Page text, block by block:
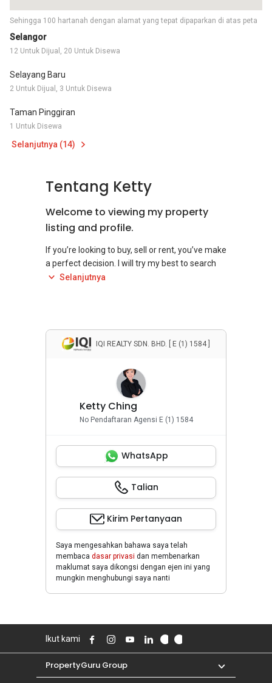
Selangor
12 Untuk Dijual, 20 Untuk Disewa
Selayang Baru
2 Untuk Dijual, 3 Untuk Disewa
Taman Pinggiran
1 Untuk Disewa
Selanjutnya (14)
Sehingga 100 hartanah dengan alamat yang tepat dipaparkan di atas peta
Tentang Ketty
Welcome to viewing my property
listing and profile.
If you’re looking to buy, sell or rent, you’ve make
a perfect decision. I will try my best to search
for property to match your requirement. Please
Selanjutnya
IQI REALTY SDN. BHD. [ E (1) 1584 ]
Ketty Ching
No Pendaftaran Agensi E (1) 1584
WhatsApp
Talian
Kirim Pertanyaan
Saya mengesahkan bahawa saya telah
membaca dasar privasi dan membenarkan
maklumat saya dikongsi dengan ejen ini yang
mungkin menghubungi saya nanti
Ikut kami
PropertyGuru Group